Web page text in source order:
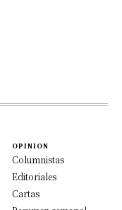
OPINION
Columnistas
Editoriales
Cartas